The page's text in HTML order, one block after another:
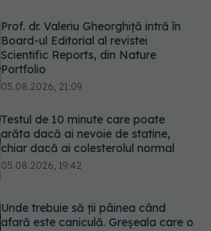
05.08.2026, 21:09
Testul de 10 minute care poate
arăta dacă ai nevoie de statine,
chiar dacă ai colesterolul normal
Unde trebuie să ții pâinea când
afară este caniculă. Greșeala care o
usucă sau o umple de mucegai în
05.08.2026, 18:33